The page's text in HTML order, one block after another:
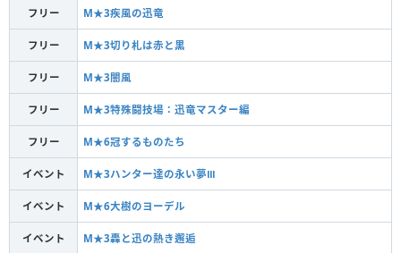
フリー M★3疾風の迅竜
フリー M★3切り札は赤と黒
フリー M★3闇風
フリー M★3特殊闘技場：迅竜マスター編
フリー M★6冠するものたち
イベント M★3ハンター達の永い夢Ⅲ
イベント M★6大樹のヨーデル
イベント M★3轟と迅の熱き邂逅